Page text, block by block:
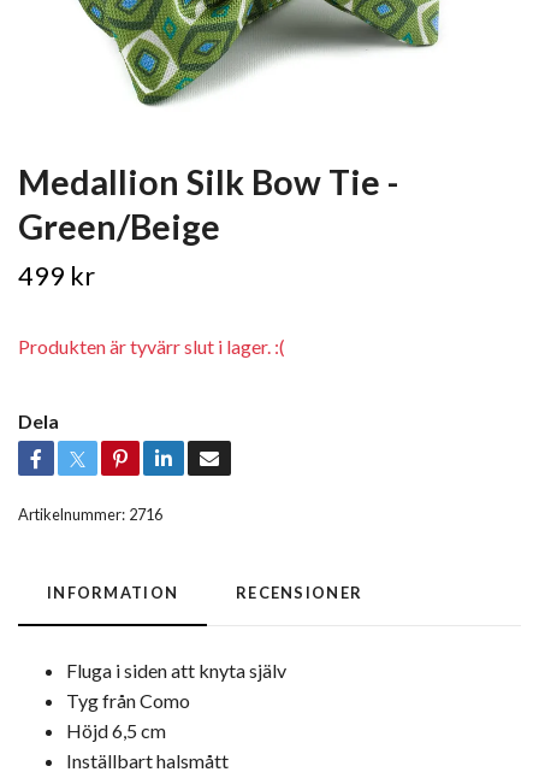
Medallion Silk Bow Tie -
Green/Beige
499 kr
Produkten är tyvärr slut i lager. :(
Dela
Artikelnummer: 2716
INFORMATION RECENSIONER
Fluga i siden att knyta själv
Tyg från Como
Höjd 6,5 cm
Inställbart halsmått